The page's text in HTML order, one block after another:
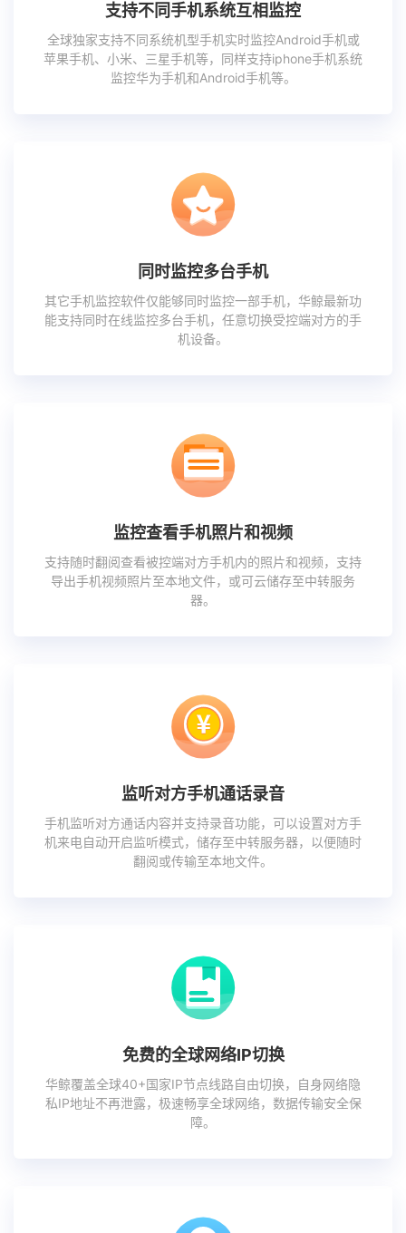
支持不同手机系统互相监控
全球独家支持不同系统机型手机实时监控Android手机或
苹果手机、小米、三星手机等，同样支持iphone手机系统
监控华为手机和Android手机等。
同时监控多台手机
其它手机监控软件仅能够同时监控一部手机，华鲸最新功
能支持同时在线监控多台手机，任意切换受控端对方的手
机设备。
监控查看手机照片和视频
支持随时翻阅查看被控端对方手机内的照片和视频，支持
导出手机视频照片至本地文件，或可云储存至中转服务
器。
监听对方手机通话录音
手机监听对方通话内容并支持录音功能，可以设置对方手
机来电自动开启监听模式，储存至中转服务器，以便随时
翻阅或传输至本地文件。
免费的全球网络IP切换
华鲸覆盖全球40+国家IP节点线路自由切换，自身网络隐
私IP地址不再泄露，极速畅享全球网络，数据传输安全保
障。